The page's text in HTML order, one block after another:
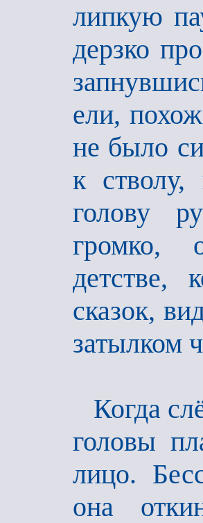
липкую
дерзко
ели,
не было
к
голову
громко,
детстве,
сказок,
затылком
Когда
головы
лицо.
она